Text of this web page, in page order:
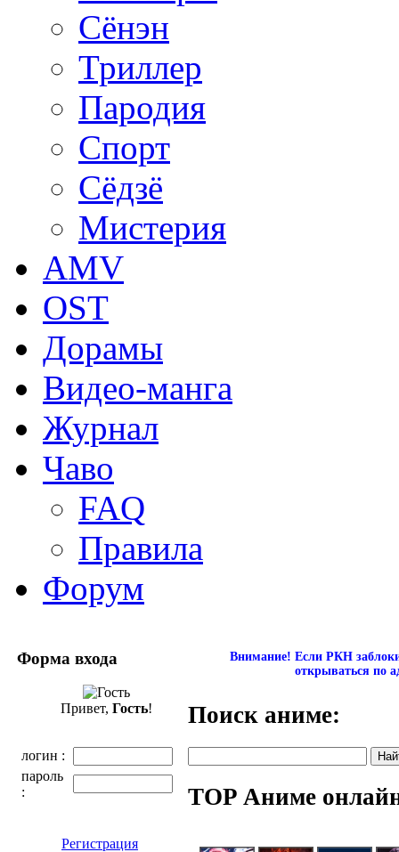
Сёнэн
Триллер
Пародия
Спорт
Сёдзё
Мистерия
AMV
OST
Дорамы
Видео-манга
Журнал
Чаво
FAQ
Правила
Форум
Форма входа
Привет, Гость!
логин :
пароль
:
Регистрация
Внимание! Если РКН
открываться по
Поиск аниме:
TOP Аниме